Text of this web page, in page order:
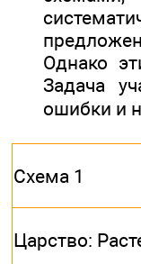
Однако
Задача
ошибки и
Схема 1
Царство: